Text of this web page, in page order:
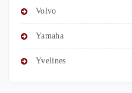
Volvo
Yamaha
Yvelines